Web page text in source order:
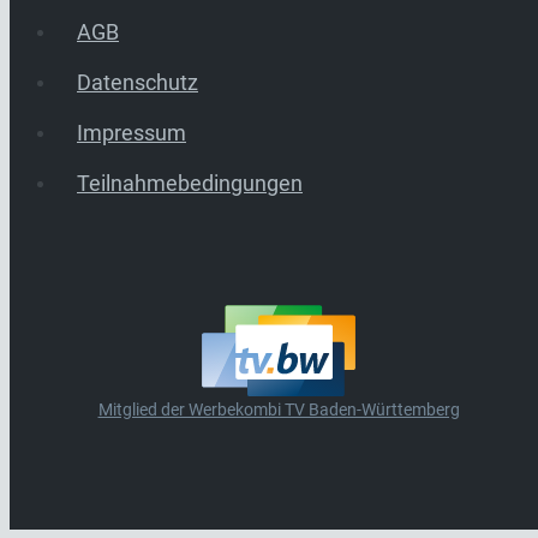
AGB
Datenschutz
Impressum
Teilnahmebedingungen
Mitglied der Werbekombi TV Baden-Württemberg